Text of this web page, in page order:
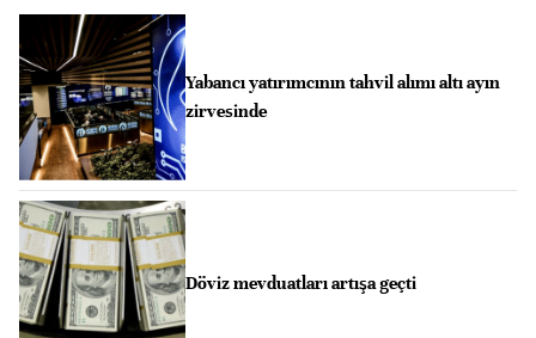
Yabancı yatırımcının tahvil alımı altı ayın
zirvesinde
Döviz mevduatları artışa geçti